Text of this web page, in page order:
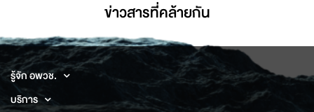
ข่าวสารที่่คล้ายกัน
รู้จัก อพวช.
บริการ